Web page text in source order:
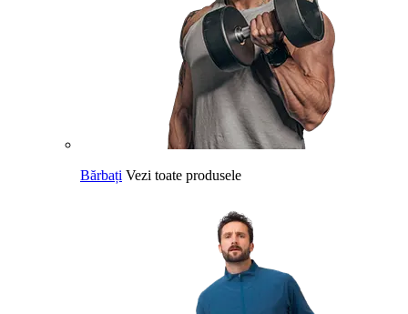
Bărbați Vezi toate produsele